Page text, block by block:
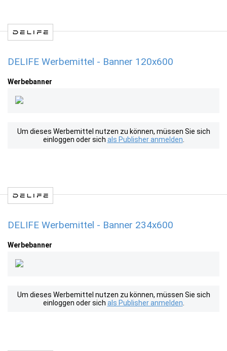
DELIFE Werbemittel - Banner 120x600
Werbebanner
Um dieses Werbemittel nutzen zu können, müssen Sie sich
einloggen oder sich als Publisher anmelden
DELIFE Werbemittel - Banner 234x600
Werbebanner
Um dieses Werbemittel nutzen zu können, müssen Sie sich
einloggen oder sich als Publisher anmelden